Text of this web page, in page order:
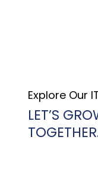
Explore Our
LET’S